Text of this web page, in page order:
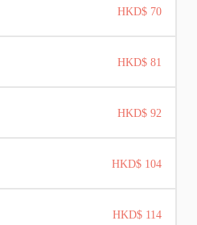
HKD$ 70
HKD$ 81
HKD$ 92
HKD$ 104
HKD$ 114